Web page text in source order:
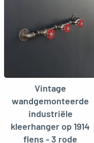
Vintage
wandgemonteerde
industriële
kleerhanger op 1914
flens - 3 rode